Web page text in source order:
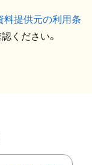
料提供元の利用条
ください。